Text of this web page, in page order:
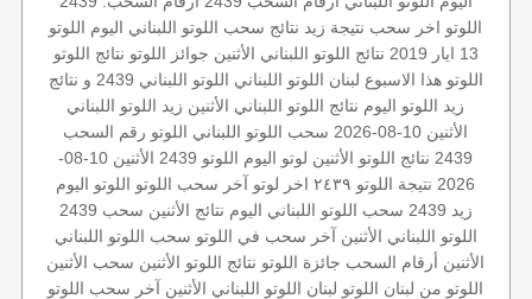
اللوتو اخر سحب نتيجة زيد نتائج سحب اللوتو اللبناني اليوم اللوتو
13 ايار 2019
نتائج اللوتو اللبناني الأثنين جوائز اللوتو نتائج اللوتو
اللوتو هذا الاسبوع لبنان اللوتو اللبناني
اللوتو اللبناني 2439 و نتائج
زيد اللوتو اليوم نتائج اللوتو اللبناني الأثنين زيد اللوتو اللبناني
الأثنين 10-08-2026
سحب اللوتو اللبناني اللوتو رقم السحب
2439 نتائج اللوتو الأثنين لوتو اليوم اللوتو 2439
الأثنين 10-08-
2026 نتيجة اللوتو ٢٤٣٩ اخر لوتو آخر سحب اللوتو اللوتو اليوم
زيد 2439
سحب اللوتو اللبناني اليوم نتائج الأثنين سحب 2439
اللوتو اللبناني الأثنين آخر سحب في اللوتو سحب اللوتو اللبناني
الأثنين أرقام السحب جائزة اللوتو نتائج اللوتو الأثنين سحب الأثنين
اللوتو من لبنان اللوتو لبنان اللوتو اللبناني الأثنين آخر سحب اللوتو